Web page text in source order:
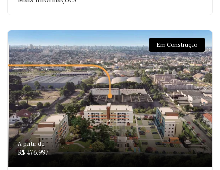
Em Construção
A partir de:
R$ 476.997